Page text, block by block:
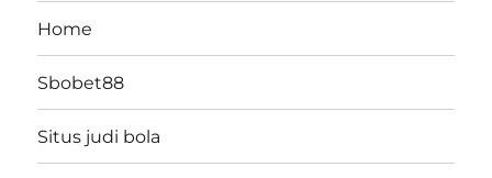
Home
Sbobet88
Situs judi bola